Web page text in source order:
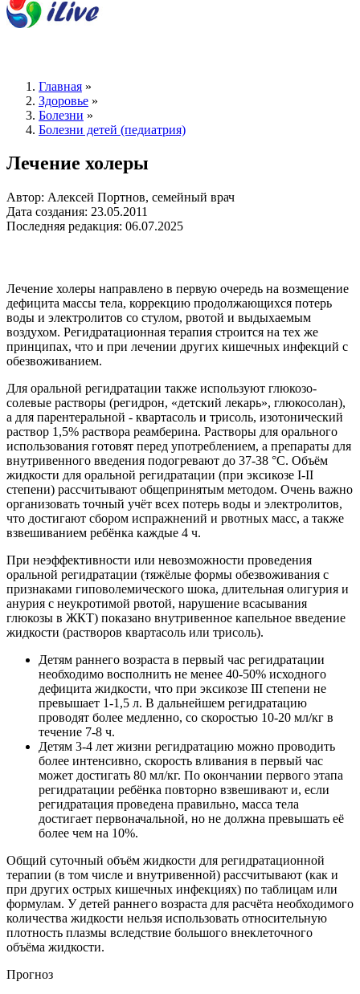
Главная »
Здоровье »
Болезни »
Болезни детей (педиатрия)
Лечение холеры
Автор: Алексей Портнов, семейный врач
Дата создания: 23.05.2011
Последняя редакция: 06.07.2025
Лечение холеры направлено в первую очередь на возмещение
дефицита массы тела, коррекцию продолжающихся потерь
воды и электролитов со стулом, рвотой и выдыхаемым
воздухом. Регидратационная терапия строится на тех же
принципах, что и при лечении других кишечных инфекций с
обезвоживанием.
Для оральной регидратации также используют глюкозо-
солевые растворы (регидрон, «детский лекарь», глюкосолан),
а для парентеральной - квартасоль и трисоль, изотонический
раствор 1,5% раствора реамберина. Растворы для орального
использования готовят перед употреблением, а препараты для
внутривенного введения подогревают до 37-38 °С. Объём
жидкости для оральной регидратации (при эксикозе I-II
степени) рассчитывают общепринятым методом. Очень важно
организовать точный учёт всех потерь воды и электролитов,
что достигают сбором испражнений и рвотных масс, а также
взвешиванием ребёнка каждые 4 ч.
При неэффективности или невозможности проведения
оральной регидратации (тяжёлые формы обезвоживания с
признаками гиповолемического шока, длительная олигурия и
анурия с неукротимой рвотой, нарушение всасывания
глюкозы в ЖКТ) показано внутривенное капельное введение
жидкости (растворов квартасоль или трисоль).
Детям раннего возраста в первый час регидратации
необходимо восполнить не менее 40-50% исходного
дефицита жидкости, что при эксикозе III степени не
превышает 1-1,5 л. В дальнейшем регидратацию
проводят более медленно, со скоростью 10-20 мл/кг в
течение 7-8 ч.
Детям 3-4 лет жизни регидратацию можно проводить
более интенсивно, скорость вливания в первый час
может достигать 80 мл/кг. По окончании первого этапа
регидратации ребёнка повторно взвешивают и, если
регидратация проведена правильно, масса тела
достигает первоначальной, но не должна превышать её
более чем на 10%.
Общий суточный объём жидкости для регидратационной
терапии (в том числе и внутривенной) рассчитывают (как и
при других острых кишечных инфекциях) по таблицам или
формулам. У детей раннего возраста для расчёта необходимого
количества жидкости нельзя использовать относительную
плотность плазмы вследствие большого внеклеточного
объёма жидкости.
Прогноз